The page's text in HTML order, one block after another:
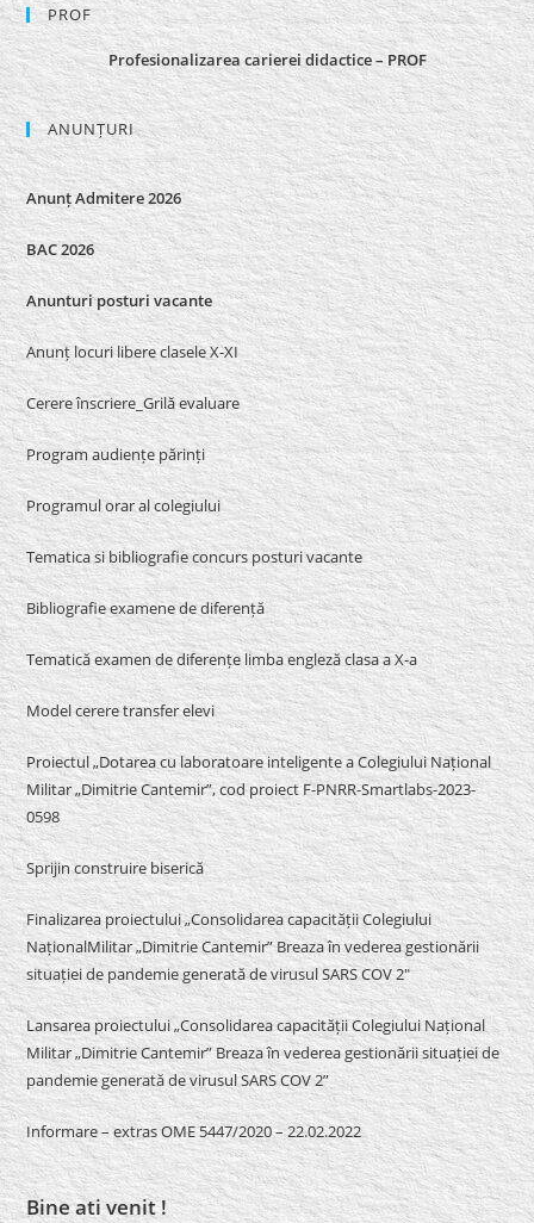
PROF
Profesionalizarea carierei didactice – PROF
ANUNȚURI
Anunț Admitere 2026
BAC 2026
Anunturi posturi vacante
Anunț locuri libere clasele X-XI
Cerere înscriere_Grilă evaluare
Program audiențe părinți
Programul orar al colegiului
Tematica si bibliografie concurs posturi vacante
Bibliografie examene de diferență
Tematică examen de diferențe limba engleză clasa a X-a
Model cerere transfer elevi
Proiectul „Dotarea cu laboratoare inteligente a Colegiului Național
Militar „Dimitrie Cantemir”, cod proiect F-PNRR-Smartlabs-2023-
0598
Sprijin construire biserică
Finalizarea proiectului „Consolidarea capacității Colegiului
NaționalMilitar „Dimitrie Cantemir” Breaza în vederea gestionării
situației de pandemie generată de virusul SARS COV 2″
Lansarea proiectului „Consolidarea capacității Colegiului Național
Militar „Dimitrie Cantemir” Breaza în vederea gestionării situației de
pandemie generată de virusul SARS COV 2”
Informare – extras OME 5447/2020 – 22.02.2022
Bine ati venit !